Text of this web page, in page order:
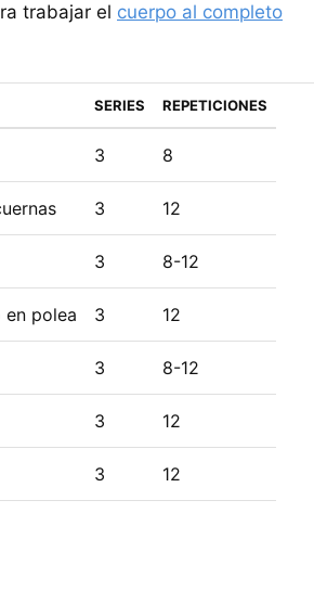
trabajar el cuerpo al completo
SERIES REPETICIONES
3 8
3 12
3 8-12
polea 3 12
3 8-12
3 12
3 12